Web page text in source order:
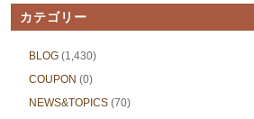
カテゴリー
BLOG (1,430)
COUPON (0)
NEWS&TOPICS (70)